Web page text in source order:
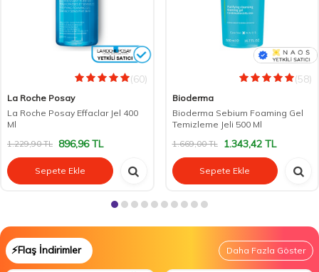
(60)
La Roche Posay
La Roche Posay Effaclar Jel 400
Ml
1.229,90TL 896,96TL
Sepete Ekle
(58)
Bioderma
Bioderma Sebium Foaming Gel
Temizleme Jeli 500 Ml
1.669,00TL 1.343,42TL
Sepete Ekle
⚡Flaş İndirimler Daha Fazla Göster